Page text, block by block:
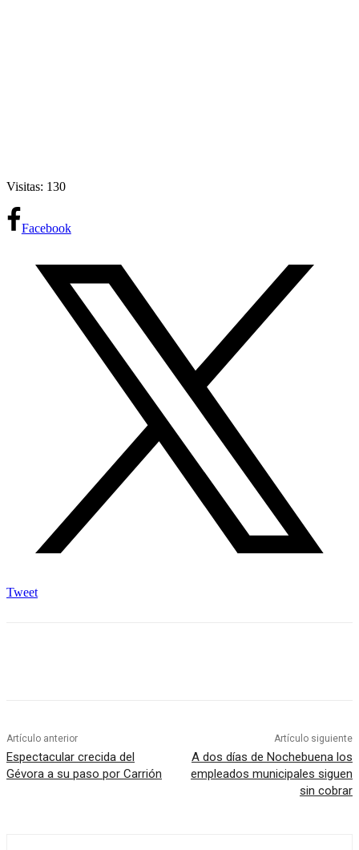
Visitas: 130
Facebook
Tweet
Artículo anterior
Espectacular crecida del
Gévora a su paso por Carrión
Artículo siguiente
A dos días de Nochebuena los
empleados municipales siguen
sin cobrar